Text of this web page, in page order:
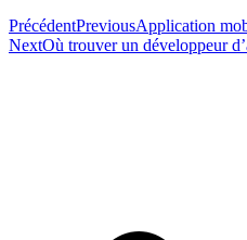
PrécédentPreviousApplication
NextOù trouver un développeur